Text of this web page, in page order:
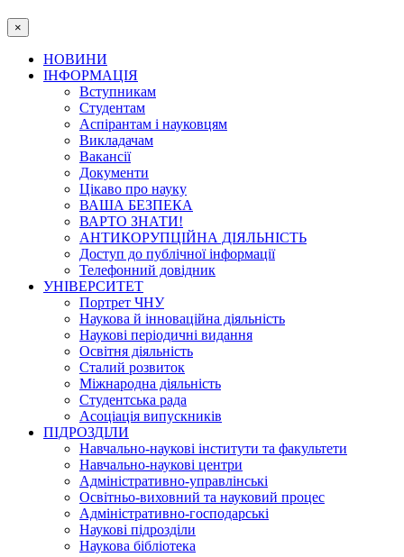
×
НОВИНИ
ІНФОРМАЦІЯ
Вступникам
Студентам
Аспірантам і науковцям
Викладачам
Вакансії
Документи
Цікаво про науку
ВАША БЕЗПЕКА
ВАРТО ЗНАТИ!
АНТИКОРУПЦІЙНА ДІЯЛЬНІСТЬ
Доступ до публічної інформації
Телефонний довідник
УНІВЕРСИТЕТ
Портрет ЧНУ
Наукова й інноваційна діяльність
Наукові періодичні видання
Освітня діяльність
Сталий розвиток
Міжнародна діяльність
Студентська рада
Асоціація випускників
ПІДРОЗДІЛИ
Навчально-наукові інститути та факультети
Навчально-наукові центри
Адміністративно-управлінські
Освітньо-виховний та науковий процес
Адміністративно-господарські
Наукові підрозділи
Наукова бібліотека